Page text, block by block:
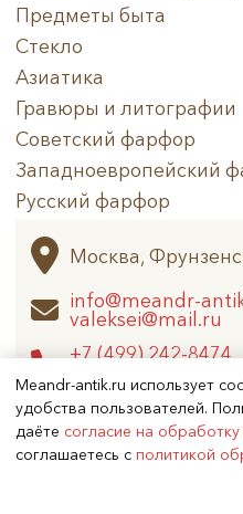
Meandr-antik.ru использует
удобства пользователей.
даёте согласие на
соглашаетесь с политикой
Предметы быта
Стекло
Азиатика
Гравюры и литографии
Советский фарфор
Западноевропейский
Русский фарфор
Архив
Москва,
info@meandr-
valeksei@mail.ru
+7 (499) 242-8474
Не является
Copyright (c)